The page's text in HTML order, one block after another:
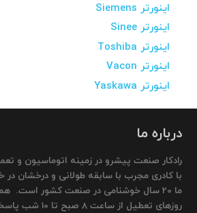
اینورتر Siemens
اینورتر Sinee
اینورتر Toshiba
اینورتر Vacon
اینورتر Yaskawa
درباره ما
رادکار صنعت پیشرو در زمینه اتوماسیون و
با کادری مجرب با سابقه طولانی و درخشان
ما 20 سال خوشنامی در صنعت کشور است.
روزهای تعطیل از